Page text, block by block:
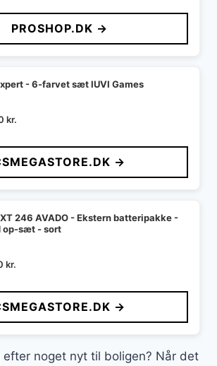
PROSHOP.DK →
- 6-farvet sæt IUVI Games
kr.
→
246 AVADO - Ekstern batteripakke -
op-sæt - sort
kr.
→
efter noget nyt til boligen? Når det